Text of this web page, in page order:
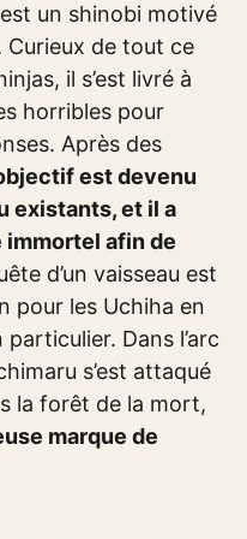
un shinobi motivé
Curieux de tout ce
il s’est livré à
horribles pour
Après des
est devenu
existants, et il a
immortel afin de
d’un vaisseau est
pour les Uchiha en
Dans l’arc
s’est attaqué
la forêt de la mort,
marque de